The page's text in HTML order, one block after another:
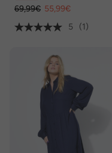
69,99€ 55,99€
5
(1)